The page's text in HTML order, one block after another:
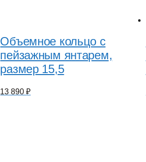
Объемное кольцо с
пейзажным янтарем,
размер 15,5
13 890₽